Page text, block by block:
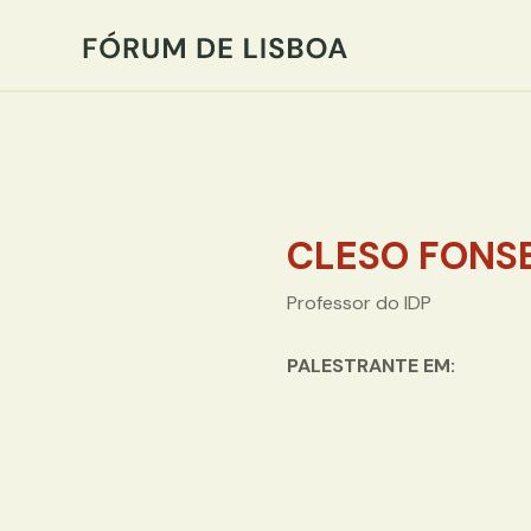
CLESO
Professor do IDP
PALESTRANTE EM: